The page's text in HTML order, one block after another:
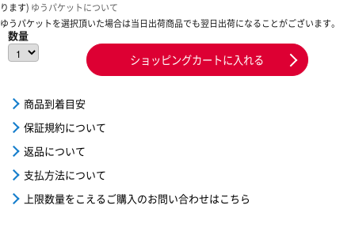
ります) ゆうパケットについて
ゆうパケットを選択頂いた場合は当日出荷商品でも翌日出荷になることがございます。
数量
ショッピングカートに入れる
商品到着目安
保証規約について
返品について
支払方法について
上限数量をこえるご購入のお問い合わせはこちら